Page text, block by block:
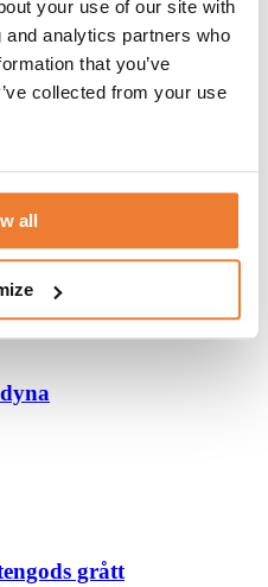
your use of our site with
analytics partners who
that you’ve
collected from your use
all
dyna
grått